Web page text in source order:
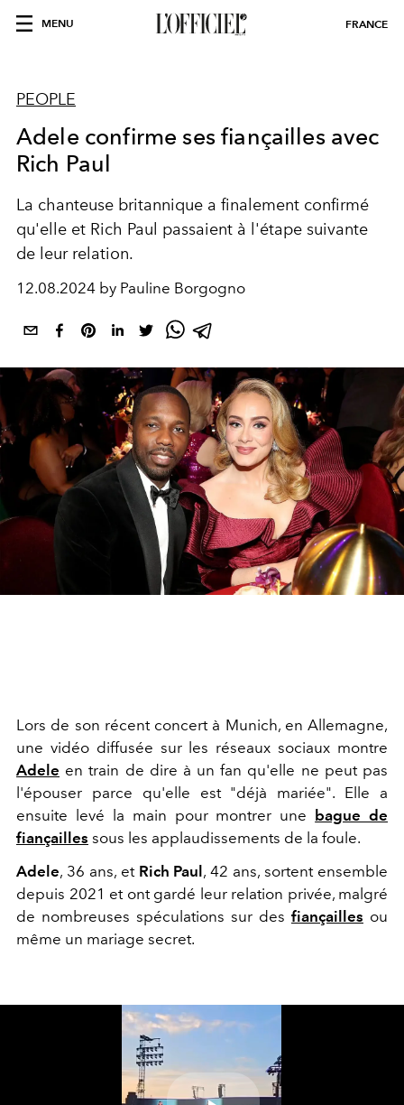
MENU FRANCE
PEOPLE
Adele confirme ses fiançailles avec
Rich Paul
La chanteuse britannique a finalement confirmé
qu'elle et Rich Paul passaient à l'étape suivante
de leur relation.
12.08.2024 by Pauline Borgogno
Lors de son récent concert à Munich, en Allemagne,
une vidéo diffusée sur les réseaux sociaux montre
Adele en train de dire à un fan qu'elle ne peut pas
l'épouser parce qu'elle est "déjà mariée". Elle a
ensuite levé la main pour montrer une
bague de
fiançailles sous les applaudissements de la foule.
Adele, 36 ans, et Rich Paul , 42 ans, sortent ensemble
depuis 2021 et ont gardé leur relation privée, malgré
de nombreuses spéculations sur des fiançailles ou
même un mariage secret.